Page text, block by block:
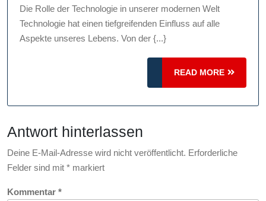
Evolution
der
Technologie:
Ein
die
Die Rolle der Technologie in unserer modernen Welt
Technologie hat einen tiefgreifenden Einfluss auf alle
Aspekte unseres Lebens. Von der {...}
READ MORE
READ
MORE
Antwort hinterlassen
Deine E-Mail-Adresse wird nicht veröffentlicht. Erforderliche
Felder sind mit * markiert
Kommentar *